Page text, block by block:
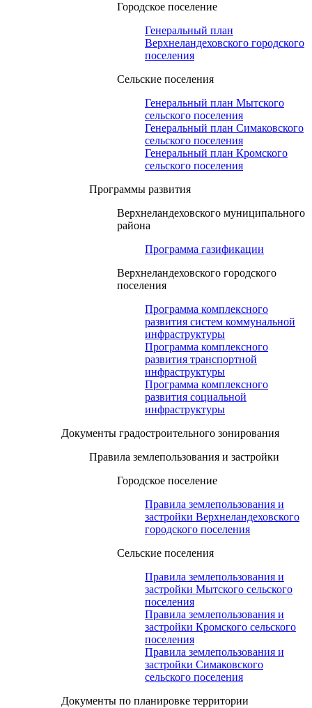
Городское поселение
Генеральный план
Верхнеландеховского городского
поселения
Сельские поселения
Генеральный план Мытского
сельского поселения
Генеральный план Симаковского
сельского поселения
Генеральный план Кромского
сельского поселения
Программы развития
Верхнеландеховского муниципального
района
Программа газификации
Верхнеландеховского городского
поселения
Программа комплексного
развития систем коммунальной
инфраструктуры
Программа комплексного
развития транспортной
инфраструктуры
Программа комплексного
развития социальной
инфраструктуры
Документы градостроительного зонирования
Правила землепользования и застройки
Городское поселение
Правила землепользования и
застройки Верхнеландеховского
городского поселения
Сельские поселения
Правила землепользования и
застройки Мытского сельского
поселения
Правила землепользования и
застройки Кромского сельского
поселения
Правила землепользования и
застройки Симаковского
сельского поселения
Документы по планировке территории